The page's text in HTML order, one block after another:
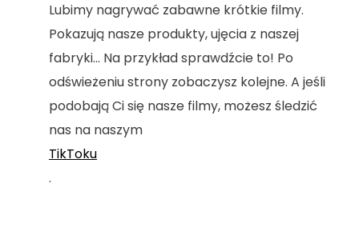
Lubimy nagrywać zabawne krótkie filmy.
Pokazują nasze produkty, ujęcia z naszej
fabryki... Na przykład sprawdźcie to! Po
odświeżeniu strony zobaczysz kolejne. A jeśli
podobają Ci się nasze filmy, możesz śledzić
nas na naszym
TikToku
.